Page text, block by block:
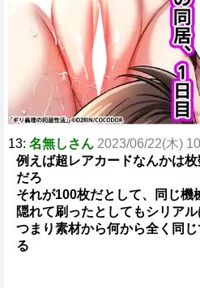
13: 名無しさん 2023/06/22(木)
例えば超レアカードなんかは
だろ
それが100枚だとして、同じ機
隠れて刷ったとしてもシリアル
つまり素材から何から全く同
る